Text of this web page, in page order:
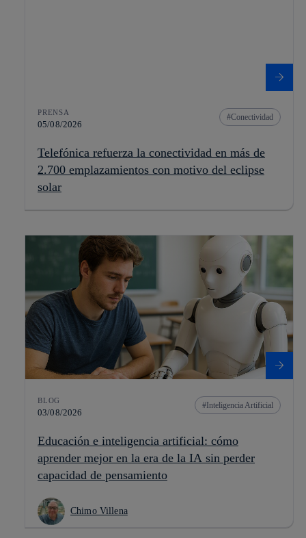
PRENSA
05/08/2026
Conectividad
Telefónica refuerza la conectividad en más de
2.700 emplazamientos con motivo del eclipse
solar
BLOG
03/08/2026
Inteligencia Artificial
Educación e inteligencia artificial: cómo
aprender mejor en la era de la IA sin perder
capacidad de pensamiento
Chimo Villena